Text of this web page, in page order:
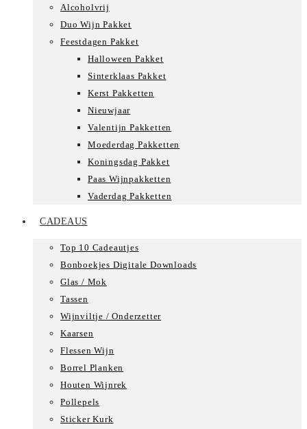
Alcoholvrij
Duo Wijn Pakket
Feestdagen Pakket
Halloween Pakket
Sinterklaas Pakket
Kerst Pakketten
Nieuwjaar
Valentijn Pakketten
Moederdag Pakketten
Koningsdag Pakket
Paas Wijnpakketten
Vaderdag Pakketten
CADEAUS
Top 10 Cadeautjes
Bonboekjes Digitale Downloads
Glas / Mok
Tassen
Wijnviltje / Onderzetter
Kaarsen
Flessen Wijn
Borrel Planken
Houten Wijnrek
Pollepels
Sticker Kurk